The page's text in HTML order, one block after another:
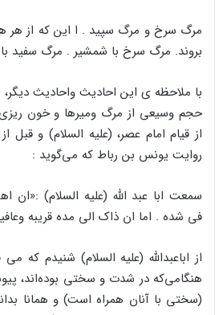
مرگ سرخ و مرگ سپید . ا این که از هر
بروند. مرگ سرخ با شمشیر . مرگ سفید
با ملاحظه ی این احادیث واحادیث
حجم وسیعی از مرگ ومیرها و خون
از قیام امام عصر، (علیه السلام) و قبل
روایت یونس بن رباط که می‌گوید :
سمعت ابا عبد الله (علیه السلام) :«ان
فی شده . اما ان ذاک الی مده قریبه وعافیه
از اباعبدالله (علیه السلام) شنیدم که
هنگامی‌که در شدت و سختی بوده‌اند،
(سختی با‌ آنان همراه است) و همانا